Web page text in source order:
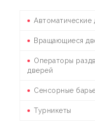
Вращающиеся
Операторы
дверей
Сенсорные
Турникеты